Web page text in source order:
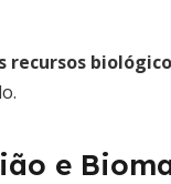
recursos
e